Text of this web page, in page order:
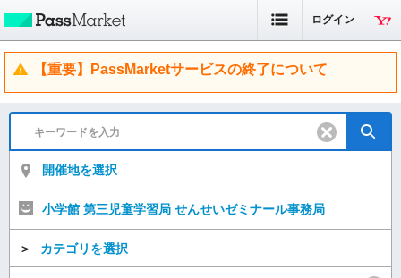
ログイン
【重要】PassMarketサービスの終了について
開催地を選択
小学館 第三児童学習局 せんせいゼミナール事務局
＞ カテゴリを選択